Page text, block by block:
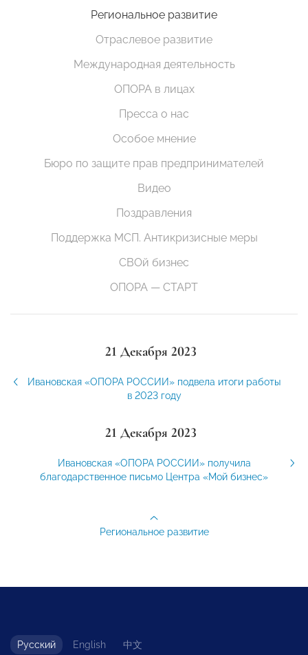
Региональное развитие
Отраслевое развитие
Международная деятельность
ОПОРА в лицах
Пресса о нас
Особое мнение
Бюро по защите прав предпринимателей
Видео
Поздравления
Поддержка МСП. Антикризисные меры
СВОй бизнес
ОПОРА — СТАРТ
21 Декабря 2023
Ивановская «ОПОРА РОССИИ» подвела итоги работы
в 2023 году
21 Декабря 2023
Ивановская «ОПОРА РОССИИ» получила
благодарственное письмо Центра «Мой бизнес»
Региональное развитие
Русский English 中文